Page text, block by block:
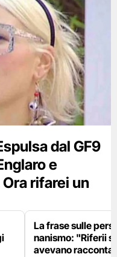
dal GF9
e
rifarei un
La frase sulle
nanismo: "Riferii
avevano